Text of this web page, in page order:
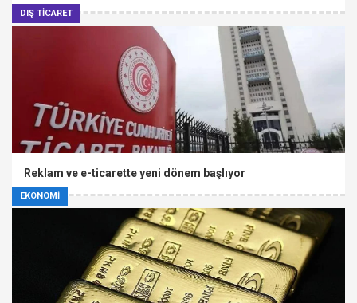
DIŞ TİCARET
EKONOMİ
Reklam ve e-ticarette yeni dönem başlıyor